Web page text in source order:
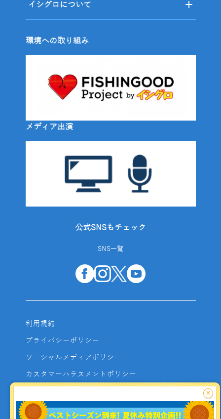
イシグロについて
環境への取り組み
メディア出演
公式SNSもチェック
SNS一覧
利用規約
プライバシーポリシー
ソーシャルメディアポリシー
カスタマーハラスメントポリシー
よくあるご質問
×